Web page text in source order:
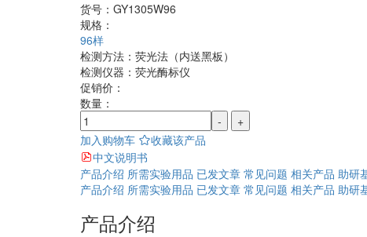
货号： GY1305W96
规格：
96样
检测方法： 荧光法（内送黑板）
检测仪器： 荧光酶标仪
促销价：
数量：
-
+
加入购物车
收藏该产品
中文说明书
产品介绍 所需实验用品 已发文章 常见问题 相关产品 助研
产品介绍 所需实验用品 已发文章 常见问题 相关产品 助研
产品介绍